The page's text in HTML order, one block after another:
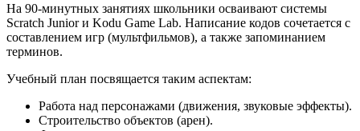
На 90-минутных занятиях школьники осваивают системы
Scratch Junior и Kodu Game Lab. Написание кодов сочетается с
составлением игр (мультфильмов), а также запоминанием
терминов.
Учебный план посвящается таким аспектам:
Работа над персонажами (движения, звуковые эффекты).
Строительство объектов (арен).